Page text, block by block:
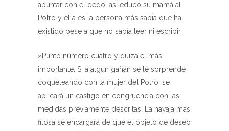
apuntar con el dedo; así educó su mamá al
Potro y ella es la persona más sabia que ha
existido pese a que no sabía leer ni escribir.
»Punto número cuatro y quizá el más
importante. Si a algún gañán se le sorprende
coqueteando con la mujer del Potro, se
aplicará un castigo en congruencia con las
medidas previamente descritas. La navaja más
filosa se encargará de que el objeto de deseo